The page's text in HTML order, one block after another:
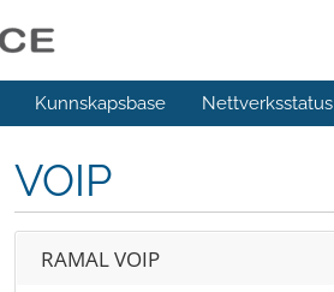
Kunnskapsbase Nettverksstatus
VOIP
RAMAL VOIP